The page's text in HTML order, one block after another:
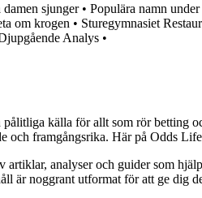
sjunger• Populära namn
om krogen • Sturegymnasiet
Analys •
källa för allt som rör betting
och framgångsrika. Här på Odds
artiklar, analyser och guider som
är noggrant utformat för att ge dig